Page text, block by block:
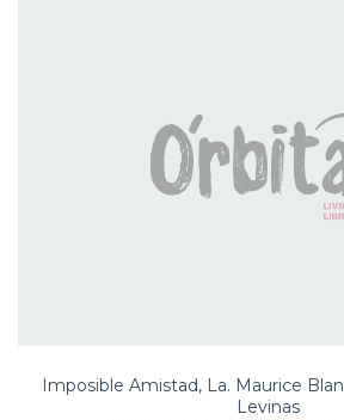
Imposible Amistad, La. Maurice
Levinas